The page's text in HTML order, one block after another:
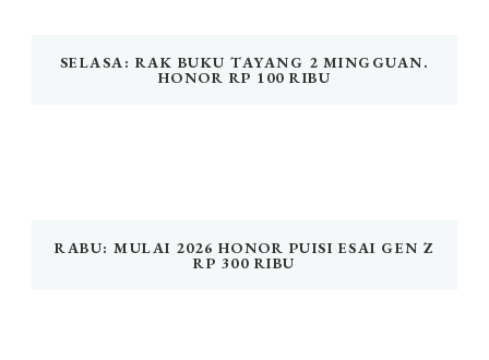
SELASA: RAK BUKU TAYANG 2 MINGGUAN.
HONOR RP 100 RIBU
RABU: MULAI 2026 HONOR PUISI ESAI GEN Z
RP 300 RIBU